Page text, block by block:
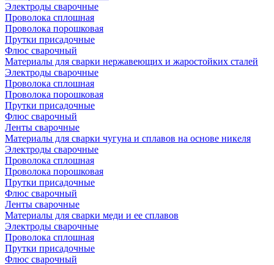
Электроды сварочные
Проволока сплошная
Проволока порошковая
Прутки присадочные
Флюс сварочный
Материалы для сварки нержавеющих и жаростойких сталей
Электроды сварочные
Проволока сплошная
Проволока порошковая
Прутки присадочные
Флюс сварочный
Ленты сварочные
Материалы для сварки чугуна и сплавов на основе никеля
Электроды сварочные
Проволока сплошная
Проволока порошковая
Прутки присадочные
Флюс сварочный
Ленты сварочные
Материалы для сварки меди и ее сплавов
Электроды сварочные
Проволока сплошная
Прутки присадочные
Флюс сварочный